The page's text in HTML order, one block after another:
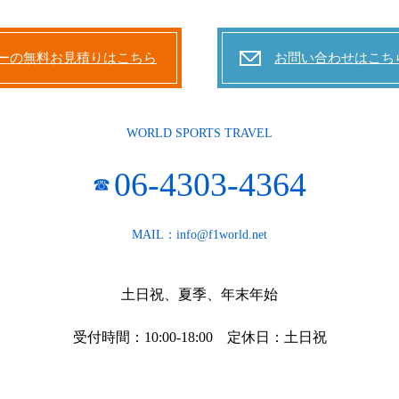
の無料お見積りはこちら お問い合わせはこち
WORLD SPORTS TRAVEL
☎ 06-4303-4364
MAIL：info@f1world.net
土日祝、夏季、年末年始
受付時間：10:00-18:00 定休日：土日祝